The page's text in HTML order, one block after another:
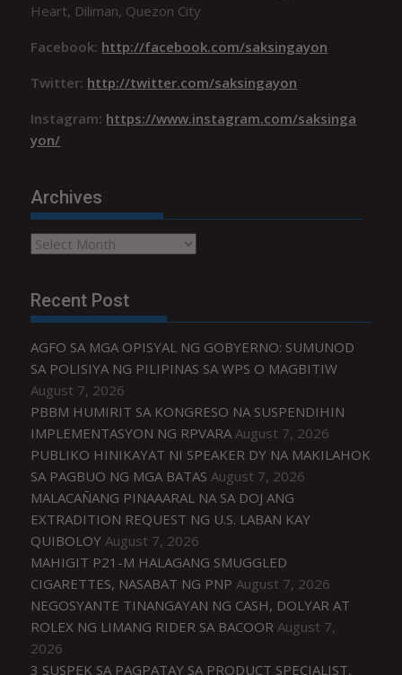
Heart, Diliman, Quezon City
Facebook: http://facebook.com/saksingayon
Twitter: http://twitter.com/saksingayon
Instagram: https://www.instagram.com/saksinga
yon/
Archives
Archives
Recent Post
AGFO SA MGA OPISYAL NG GOBYERNO: SUMUNOD
SA POLISIYA NG PILIPINAS SA WPS O MAGBITIW
August 7, 2026
PBBM HUMIRIT SA KONGRESO NA SUSPENDIHIN
IMPLEMENTASYON NG RPVARA August 7, 2026
PUBLIKO HINIKAYAT NI SPEAKER DY NA MAKILAHOK
SA PAGBUO NG MGA BATAS August 7, 2026
MALACAÑANG PINAAARAL NA SA DOJ ANG
EXTRADITION REQUEST NG U.S. LABAN KAY
QUIBOLOY August 7, 2026
MAHIGIT P21-M HALAGANG SMUGGLED
CIGARETTES, NASABAT NG PNP August 7, 2026
NEGOSYANTE TINANGAYAN NG CASH, DOLYAR AT
ROLEX NG LIMANG RIDER SA BACOOR August 7,
2026
3 SUSPEK SA PAGPATAY SA PRODUCT SPECIALIST,